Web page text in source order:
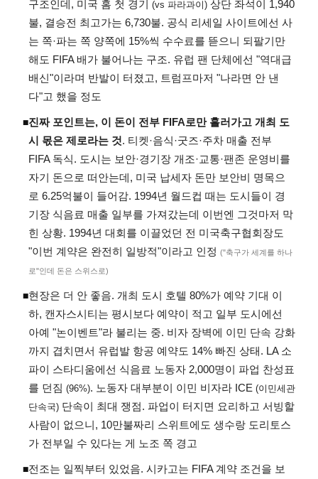
구조인데, 미국 홈 첫 경기 (vs 파라과이) 상단 좌석이 1,940
불, 결승전 최고가는 6,730불. 공식 리세일 사이트에선 사
는 쪽·파는 쪽 양쪽에 15%씩 수수료를 뜯으니 되팔기만
해도 FIFA 배가 불어나는 구조. 유럽 팬 단체에선 "역대급
배신"이라며 반발이 터졌고, 트럼프마저 "나라면 안 낸
다"고 했을 정도
◾진짜 포인트는, 이 돈이 전부 FIFA로만 흘러가고 개최 도
시 몫은 제로라는 것. 티켓·음식·굿즈·주차 매출 전부
FIFA 독식. 도시는 보안·경기장 개조·교통·팬존 운영비를
자기 돈으로 떠안는데, 미국 납세자 돈만 보안비 명목으
로 6.25억불이 들어감. 1994년 월드컵 때는 도시들이 경
기장 식음료 매출 일부를 가져갔는데 이번엔 그것마저 막
힌 상황. 1994년 대회를 이끌었던 전 미국축구협회장도
"이번 계약은 완전히 일방적"이라고 인정 ("축구가 세계를 하나
로"인데 돈은 스위스로)
◾현장은 더 안 좋음. 개최 도시 호텔 80%가 예약 기대 이
하, 캔자스시티는 평시보다 예약이 적고 일부 도시에선
아예 "논이벤트"라 불리는 중. 비자 장벽에 이민 단속 강화
까지 겹치면서 유럽발 항공 예약도 14% 빠진 상태. LA 소
파이 스타디움에선 식음료 노동자 2,000명이 파업 찬성표
를 던짐 (96%). 노동자 대부분이 이민 비자라 ICE (이민세관
단속국) 단속이 최대 쟁점. 파업이 터지면 요리하고 서빙할
사람이 없으니, 10만불짜리 스위트에도 생수랑 도리토스
가 전부일 수 있다는 게 노조 쪽 경고
◾전조는 일찍부터 있었음. 시카고는 FIFA 계약 조건을 보